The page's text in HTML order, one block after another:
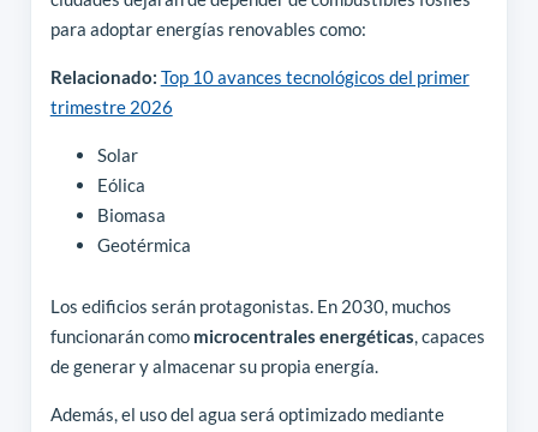
para adoptar energías renovables como:
Relacionado: Top 10 avances tecnológicos del primer
trimestre 2026
Solar
Eólica
Biomasa
Geotérmica
Los edificios serán protagonistas. En 2030, muchos
funcionarán como microcentrales energéticas, capaces
de generar y almacenar su propia energía.
Además, el uso del agua será optimizado mediante